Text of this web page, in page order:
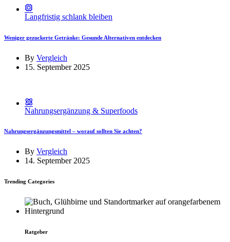
Langfristig schlank bleiben
Weniger gezuckerte Getränke: Gesunde Alternativen entdecken
By Vergleich
15. September 2025
Nahrungsergänzung & Superfoods
Nahrungsergänzungsmittel – worauf sollten Sie achten?
By Vergleich
14. September 2025
Trending Categories
Ratgeber